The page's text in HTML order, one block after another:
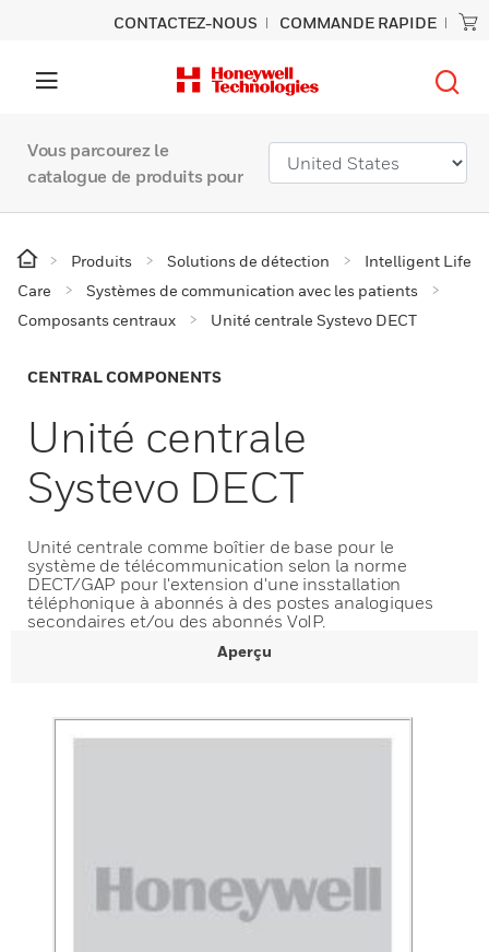
CONTACTEZ-NOUS COMMANDE RAPIDE
Vous parcourez le
catalogue de produits pour
Produits Solutions de détection
Intelligent Life
Care
Systèmes de communication avec les patients
Composants centraux
Unité centrale Systevo DECT
CENTRAL COMPONENTS
Unité centrale
Systevo DECT
Unité centrale comme boîtier de base pour le
système de télécommunication selon la norme
DECT/GAP pour l'extension d'une insstallation
téléphonique à abonnés à des postes analogiques
secondaires et/ou des abonnés VoIP.
Aperçu